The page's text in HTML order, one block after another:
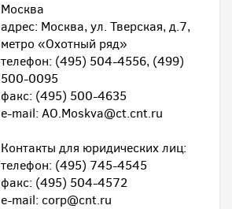
Москва
адрес: Москва, ул. Тверская, д.7,
метро «Охотный ряд»
телефон: (495) 504-4556, (499)
500-0095
факс: (495) 500-4635
e-mail: AO.Moskva@ct.cnt.ru
Контакты для юридических лиц:
телефон: (495) 745-4545
факс: (495) 504-4572
e-mail: corp@cnt.ru